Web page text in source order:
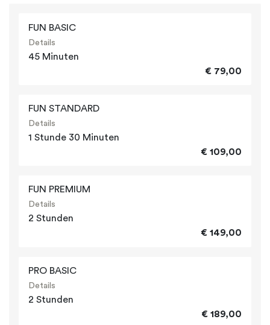
FUN BASIC
Details
45 Minuten
€ 79,00
FUN STANDARD
Details
1 Stunde 30 Minuten
€ 109,00
FUN PREMIUM
Details
2 Stunden
€ 149,00
PRO BASIC
Details
2 Stunden
€ 189,00